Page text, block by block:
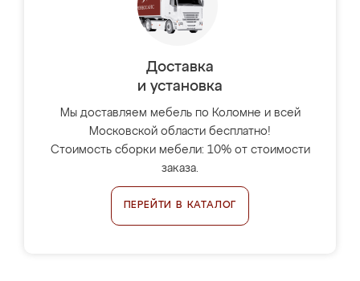
Доставка
и установка
Мы доставляем мебель по Коломне и всей
Московской области бесплатно!
Стоимость сборки мебели: 10% от стоимости
заказа.
ПЕРЕЙТИ В КАТАЛОГ